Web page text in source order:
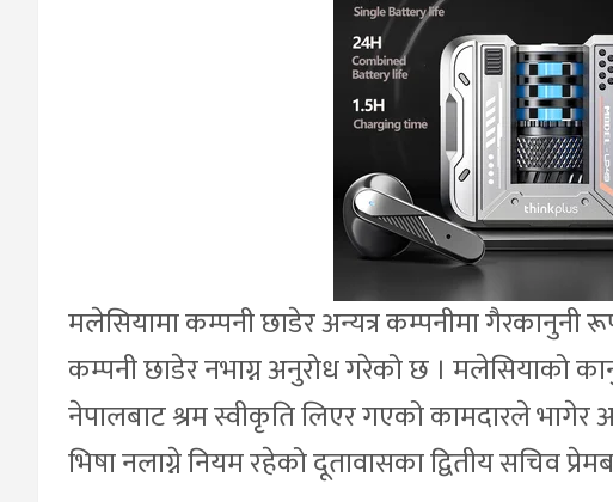
मलेसियामा कम्पनी छाडेर अन्यत्र कम्पनीमा गैरकानुनी
कम्पनी छाडेर नभाग्न अनुरोध गरेको छ । मलेसियाको
नेपालबाट श्रम स्वीकृति लिएर गएको कामदारले भागेर
भिषा नलाग्ने नियम रहेको दूतावासका द्वितीय सचिव